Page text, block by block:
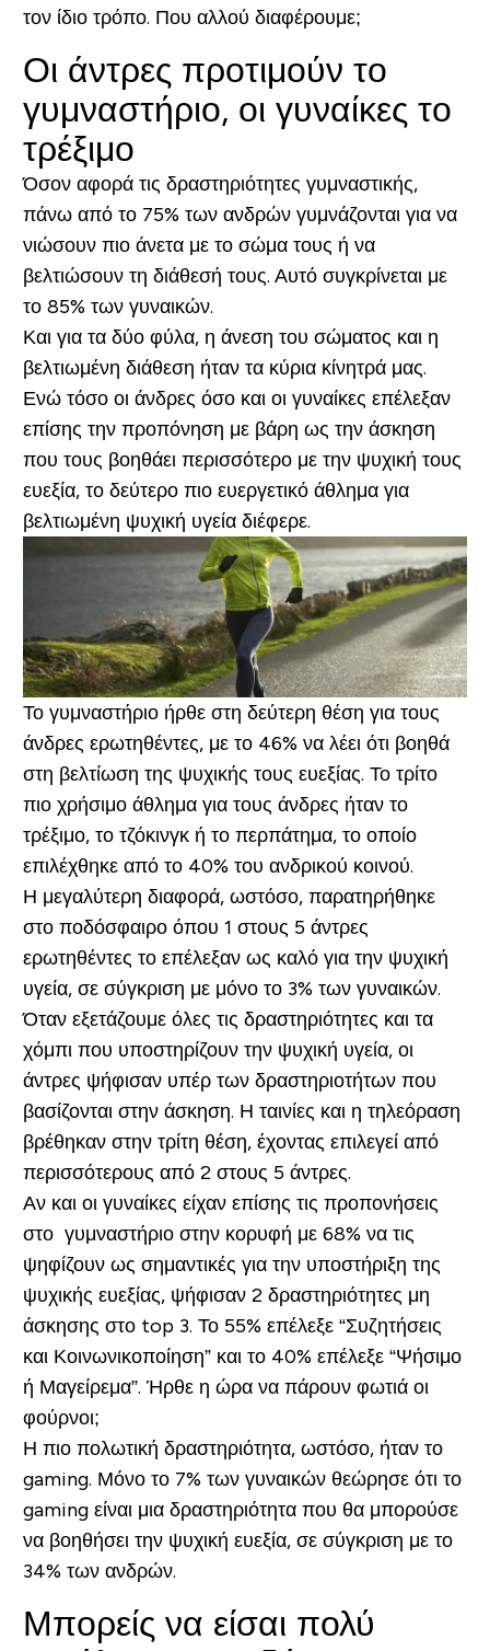
τον ίδιο τρόπο. Που αλλού διαφέρουμε;
Οι άντρες προτιμούν το
γυμναστήριο, οι γυναίκες το
τρέξιμο
Όσον αφορά τις δραστηριότητες γυμναστικής,
πάνω από το 75% των ανδρών γυμνάζονται για να
νιώσουν πιο άνετα με το σώμα τους ή να
βελτιώσουν τη διάθεσή τους. Αυτό συγκρίνεται με
το 85% των γυναικών.
Και για τα δύο φύλα, η άνεση του σώματος και η
βελτιωμένη διάθεση ήταν τα κύρια κίνητρά μας.
Ενώ τόσο οι άνδρες όσο και οι γυναίκες επέλεξαν
επίσης την προπόνηση με βάρη ως την άσκηση
που τους βοηθάει περισσότερο με την ψυχική τους
ευεξία, το δεύτερο πιο ευεργετικό άθλημα για
βελτιωμένη ψυχική υγεία διέφερε.
Το γυμναστήριο ήρθε στη δεύτερη θέση για τους
άνδρες ερωτηθέντες, με το 46% να λέει ότι βοηθά
στη βελτίωση της ψυχικής τους ευεξίας. Το τρίτο
πιο χρήσιμο άθλημα για τους άνδρες ήταν το
τρέξιμο, το τζόκινγκ ή το περπάτημα, το οποίο
επιλέχθηκε από το 40% του ανδρικού κοινού.
Η μεγαλύτερη διαφορά, ωστόσο, παρατηρήθηκε
στο ποδόσφαιρο όπου 1 στους 5 άντρες
ερωτηθέντες το επέλεξαν ως καλό για την ψυχική
υγεία, σε σύγκριση με μόνο το 3% των γυναικών.
Όταν εξετάζουμε όλες τις δραστηριότητες και τα
χόμπι που υποστηρίζουν την ψυχική υγεία, οι
άντρες ψήφισαν υπέρ των δραστηριοτήτων που
βασίζονται στην άσκηση. Η ταινίες και η τηλεόραση
βρέθηκαν στην τρίτη θέση, έχοντας επιλεγεί από
περισσότερους από 2 στους 5 άντρες.
Αν και οι γυναίκες είχαν επίσης τις προπονήσεις
στο γυμναστήριο στην κορυφή με 68% να τις
ψηφίζουν ως σημαντικές για την υποστήριξη της
ψυχικής ευεξίας, ψήφισαν 2 δραστηριότητες μη
άσκησης στο top 3. Το 55% επέλεξε “Συζητήσεις
και Κοινωνικοποίηση” και το 40% επέλεξε “Ψήσιμο
ή Μαγείρεμα”. Ήρθε η ώρα να πάρουν φωτιά οι
φούρνοι;
Η πιο πολωτική δραστηριότητα, ωστόσο, ήταν το
gaming. Μόνο το 7% των γυναικών θεώρησε ότι το
gaming είναι μια δραστηριότητα που θα μπορούσε
να βοηθήσει την ψυχική ευεξία, σε σύγκριση με το
34% των ανδρών.
Μπορείς να είσαι πολύ